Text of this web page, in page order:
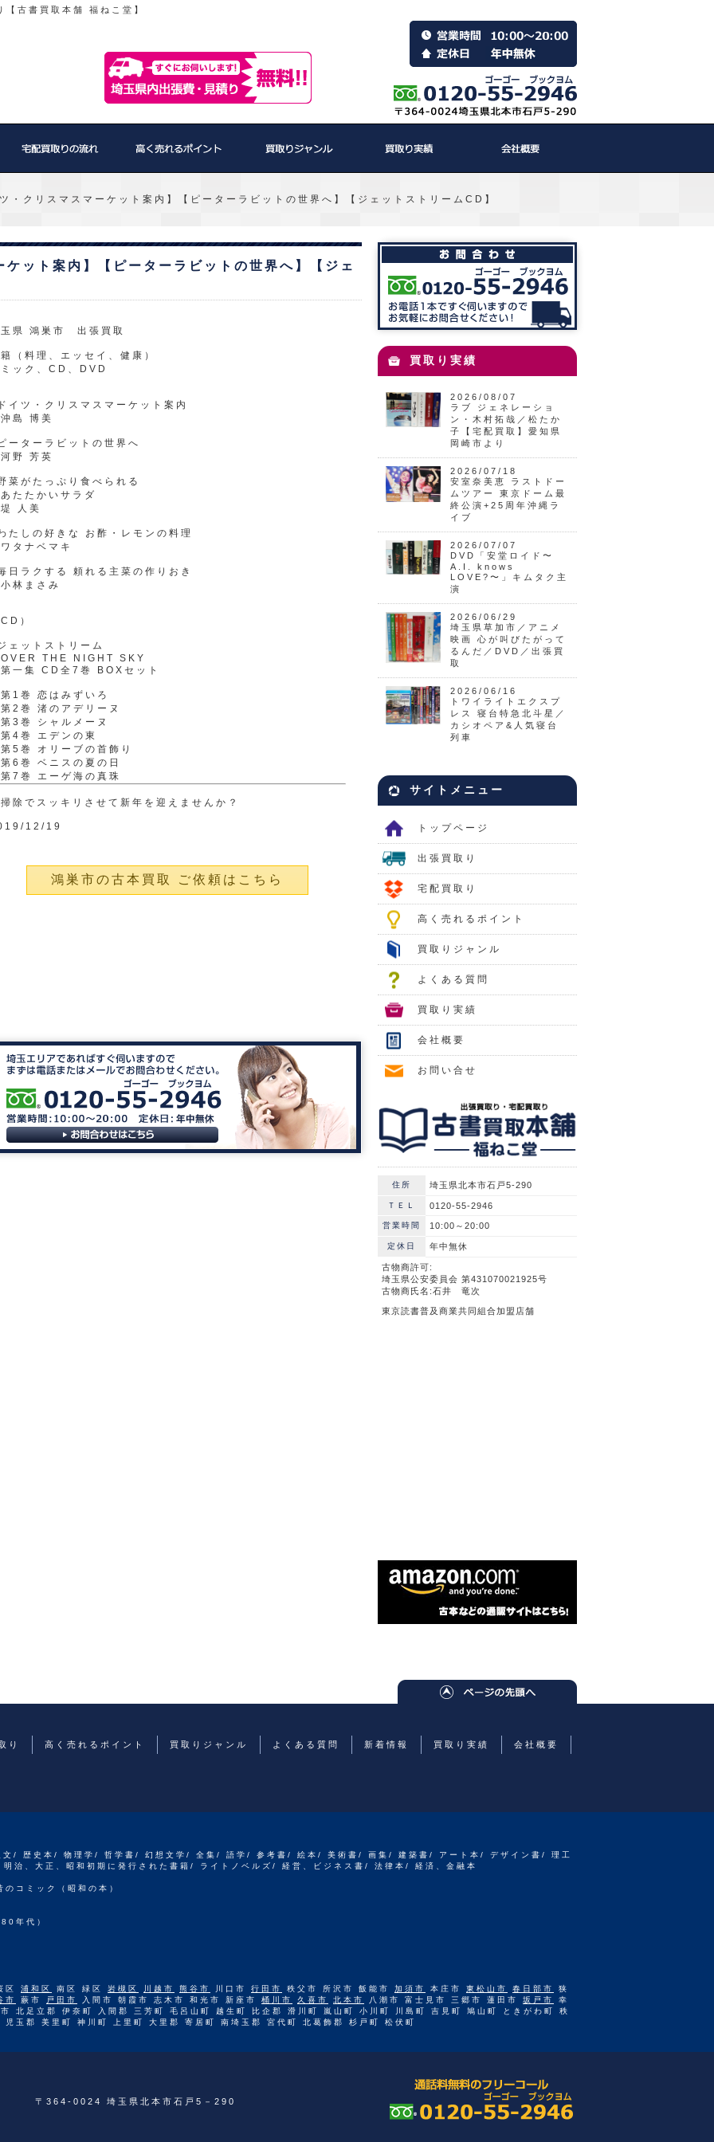
古書買取本舗 福ねこ堂】
・クリスマスマーケット案内】【ピーターラビットの世界へ】【ジェットストリームCD】
ット案内】【ピーターラビットの世界へ】【ジェ
県 鴻巣市 出張買取
（料理、エッセイ、健康）
ック、CD、DVD
イツ・クリスマスマーケット案内
島 博美
ーターラビットの世界へ
野 芳英
菜がたっぷり食べられる
たかいサラダ
人美
たしの好きな お酢・レモンの料理
タナベマキ
日ラクする 頼れる主菜の作りおき
林まさみ
）
ェットストリーム
THE NIGHT SKY
集 CD全7巻 BOXセット
巻 恋はみずいろ
巻 渚のアデリーヌ
巻 シャルメーヌ
4巻 エデンの東
巻 オリーブの首飾り
巻 ベニスの夏の日
巻 エーゲ海の真珠
除でスッキリさせて新年を迎えませんか？
12/19
鴻巣市の古本買取 ご依頼はこちら
買取り実績
2026/08/07
ラブ ジェネレーショ
ン・木村拓哉／松たか
子【宅配買取】愛知県
岡崎市より
2026/07/18
安室奈美恵 ラストドー
ムツアー 東京ドーム最
終公演+25周年沖縄ラ
イブ
2026/07/07
DVD「安堂ロイド〜
A.I. knows
LOVE?〜」キムタク主
演
2026/06/29
埼玉県草加市／アニメ
映画 心が叫びたがって
るんだ／DVD／出張買
取
2026/06/16
トワイライトエクスプ
レス 寝台特急北斗星／
カシオペア&人気寝台
列車
サイトメニュー
トップページ
出張買取り
宅配買取り
高く売れるポイント
買取りジャンル
よくある質問
買取り実績
会社概要
お問い合せ
住所 埼玉県北本市石戸5-290
ＴＥＬ 0120-55-2946
営業時間 10:00～20:00
定休日 年中無休
古物商許可:
埼玉県公安委員会 第431070021925号
古物商氏名:石井 竜次
東京読書普及商業共同組合加盟店舗
り 高く売れるポイント 買取りジャンル よくある質問 新着情報 買取り実績 会社概要
/ 歴史本/ 物理学/ 哲学書/ 幻想文学/ 全集/ 語学/ 参考書/ 絵本/ 美術書/ 画集/ 建築書/ アート本/ デザイン書/ 理工
、大正、昭和初期に発行された書籍/ ライトノベルズ/ 経営、ビジネス書/ 法律本/ 経済、金融本
コミック（昭和の本）
年代）
区 浦和区 南区 緑区 岩槻区 川越市 熊谷市 川口市 行田市 秩父市 所沢市 飯能市 加須市 本庄市 東松山市 春日部市
狭
市
蕨市 戸田市 入間市 朝霞市 志木市 和光市 新座市 桶川市 久喜市 北本市 八潮市 富士見市 三郷市 蓮田市 坂戸市
幸
北足立郡 伊奈町 入間郡 三芳町 毛呂山町 越生町 比企郡 滑川町 嵐山町 小川町 川島町 吉見町 鳩山町 ときがわ町 秩
玉郡 美里町 神川町 上里町 大里郡 寄居町 南埼玉郡 宮代町 北葛飾郡 杉戸町 松伏町
〒364-0024 埼玉県北本市石戸5－290